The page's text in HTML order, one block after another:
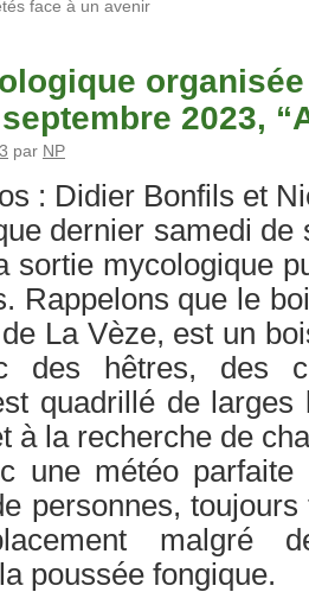
face à un avenir
organisée
2023,
par NP
: Didier Bonfils et
dernier samedi de
sortie mycologique
Rappelons que le
La Vèze, est un
des hêtres, des
quadrillé de
à la recherche de
une météo
personnes,
malgré
poussée fongique.